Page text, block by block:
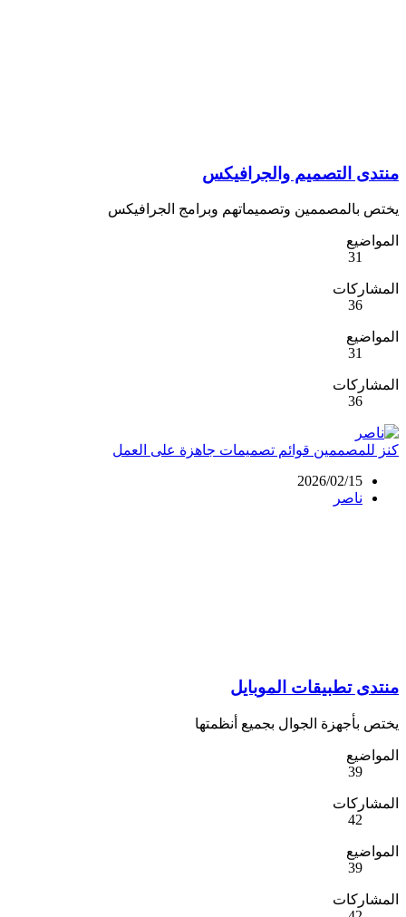
منتدى التصميم والجرافيكس
يختص بالمصممين وتصميماتهم وبرامج الجرافيكس
المواضيع
31
المشاركات
36
المواضيع
31
المشاركات
36
كنز للمصممين قوائم تصميمات جاهزة على العمل
2026/02/15
ناصر
منتدى تطبيقات الموبايل
يختص بأجهزة الجوال بجميع أنظمتها
المواضيع
39
المشاركات
42
المواضيع
39
المشاركات